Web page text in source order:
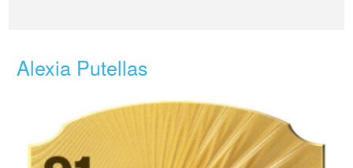
Alexia Putellas